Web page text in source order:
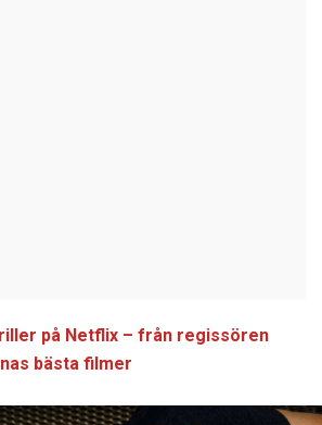
på Netflix – från regissören
bästa filmer